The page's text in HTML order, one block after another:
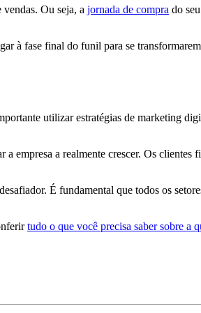
Ou seja, a jornada de compra do
à fase final do funil para se
utilizar estratégias de marketing
empresa a realmente crescer. Os
É fundamental que todos os
tudo o que você precisa saber sobre a